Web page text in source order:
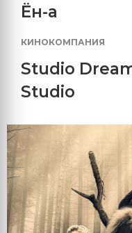
Ён-а
КИНОКОМПАНИЯ
Studio
Studio